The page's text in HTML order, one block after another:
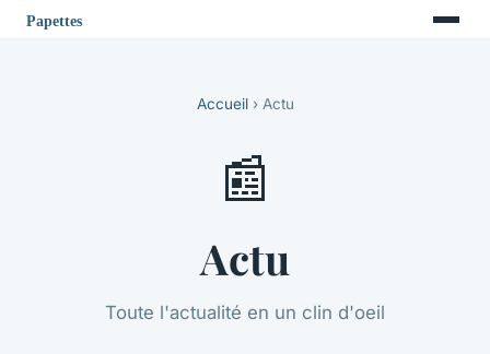
Accueil› Actu
📰
Actu
Toute l'actualité en un clin d'oeil